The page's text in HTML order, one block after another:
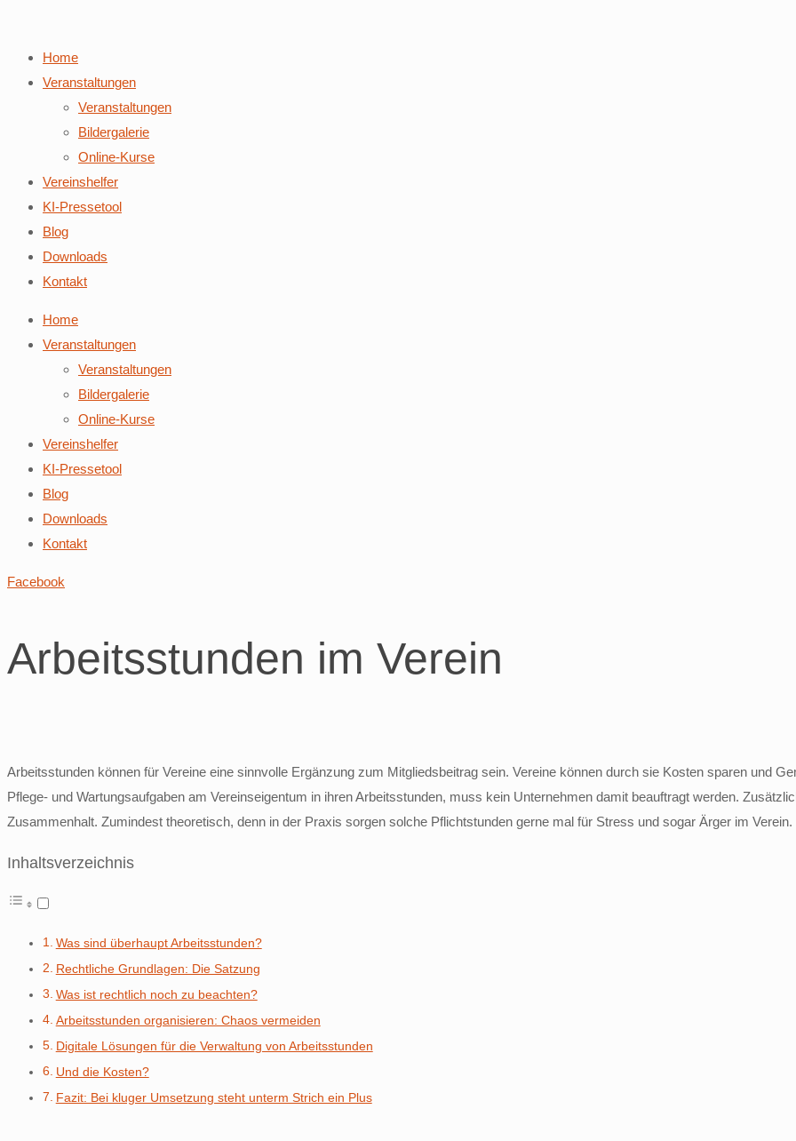
Home
Veranstaltungen
Veranstaltungen
Bildergalerie
Online-Kurse
Vereinshelfer
KI-Pressetool
Blog
Downloads
Kontakt
Home
Veranstaltungen
Veranstaltungen
Bildergalerie
Online-Kurse
Vereinshelfer
KI-Pressetool
Blog
Downloads
Kontakt
Facebook
Arbeitsstunden im Verein
Arbeitsstunden können für Vereine eine sinnvolle Ergänzung zum Mitgliedsbeitrag sein. Vereine können durch sie Kosten sparen und
Pflege- und Wartungsaufgaben am Vereinseigentum in ihren Arbeitsstunden, muss kein Unternehmen damit beauftragt werden.
Zusammenhalt. Zumindest theoretisch, denn in der Praxis sorgen solche Pflichtstunden gerne mal für Stress und sogar Ärger im Verein.
Inhaltsverzeichnis
Was sind überhaupt Arbeitsstunden?
Rechtliche Grundlagen: Die Satzung
Was ist rechtlich noch zu beachten?
Arbeitsstunden organisieren: Chaos vermeiden
Digitale Lösungen für die Verwaltung von Arbeitsstunden
Und die Kosten?
Fazit: Bei kluger Umsetzung steht unterm Strich ein Plus